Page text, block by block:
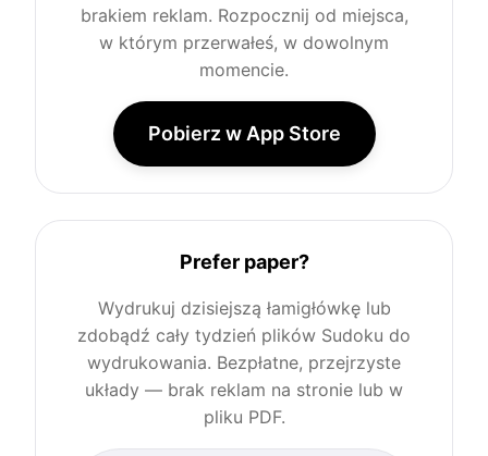
brakiem reklam. Rozpocznij od miejsca,
w którym przerwałeś, w dowolnym
momencie.
Pobierz w App Store
Prefer paper?
Wydrukuj dzisiejszą łamigłówkę lub
zdobądź cały tydzień plików Sudoku do
wydrukowania. Bezpłatne, przejrzyste
układy — brak reklam na stronie lub w
pliku PDF.